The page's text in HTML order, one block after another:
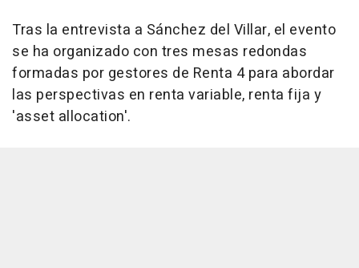
Tras la entrevista a Sánchez del Villar, el evento
se ha organizado con tres mesas redondas
formadas por gestores de Renta 4 para abordar
las perspectivas en renta variable, renta fija y
'asset allocation'.